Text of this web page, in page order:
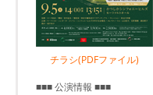
チラシ(PDFファイル)
■■■ 公演情報 ■■■